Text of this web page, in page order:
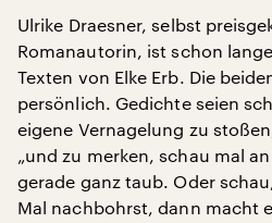
Ulrike Draesner, selbst
Romanautorin, ist schon
Texten von Elke Erb. Die
persönlich. Gedichte seien
eigene Vernagelung zu
„und zu merken, schau mal
gerade ganz taub. Oder
Mal nachbohrst, dann macht